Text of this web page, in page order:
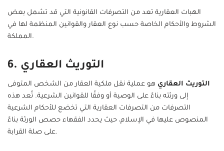
الهبات العقارية تعد من التصرفات القانونية التي قد تشمل بعض
الشروط والأحكام الخاصة حسب نوع العقار والقوانين المنظمة لها في
المملكة.
6. التوريث العقاري
التوريث العقاري هو عملية نقل ملكية العقار من الشخص المتوفى
إلى ورثته بناءً على الوصية أو وفقًا للقوانين الشرعية. تُعد هذه
التصرفات من التصرفات العقارية التي تخضع للأحكام الشرعية
المنصوص عليها في الإسلام، حيث يحدد الفقهاء حصص الورثة بناءً
على صلة القرابة.